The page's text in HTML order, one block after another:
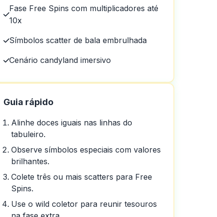
Fase Free Spins com multiplicadores até
10x
Símbolos scatter de bala embrulhada
Cenário candyland imersivo
Guia rápido
Alinhe doces iguais nas linhas do
tabuleiro.
Observe símbolos especiais com valores
brilhantes.
Colete três ou mais scatters para Free
Spins.
Use o wild coletor para reunir tesouros